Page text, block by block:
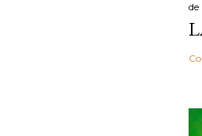
de